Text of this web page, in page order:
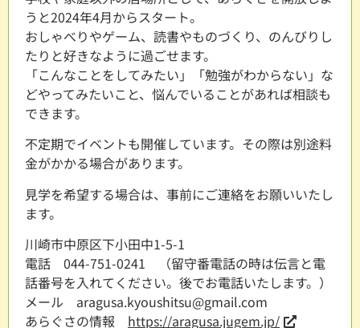
うと2024年4月からスタート。
おしゃべりやゲーム、読書やものづくり、のんびりし
たりと好きなように過ごせます。
「こんなことをしてみたい」「勉強がわからない」な
どやってみたいこと、悩んでいることがあれば相談も
できます。
不定期でイベントも開催しています。その際は別途料
金がかかる場合があります。
見学を希望する場合は、事前にご連絡をお願いいたし
ます。
川崎市中原区下小田中1-5-1
電話 044-751-0241 （留守番電話の時は伝言と電
話番号を入れてください。後でお電話いたします。）
メール aragusa.kyoushitsu@gmail.com
あらぐさの情報 https://aragusa.jugem.jp/